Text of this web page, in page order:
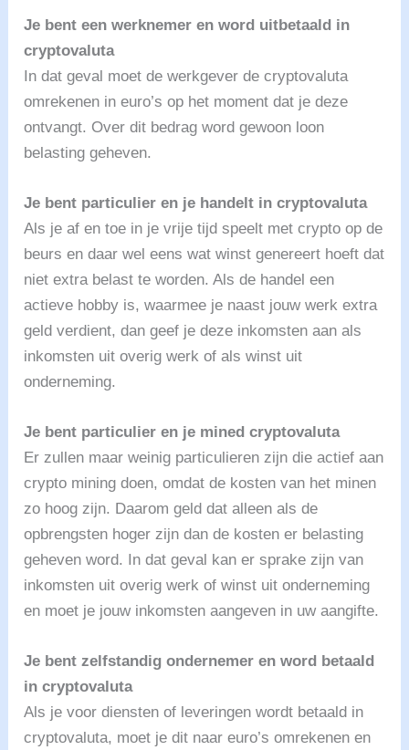
Je bent een werknemer en word uitbetaald in
cryptovaluta
In dat geval moet de werkgever de cryptovaluta
omrekenen in euro’s op het moment dat je deze
ontvangt. Over dit bedrag word gewoon loon
belasting geheven.
Je bent particulier en je handelt in cryptovaluta
Als je af en toe in je vrije tijd speelt met crypto op de
beurs en daar wel eens wat winst genereert hoeft dat
niet extra belast te worden. Als de handel een
actieve hobby is, waarmee je naast jouw werk extra
geld verdient, dan geef je deze inkomsten aan als
inkomsten uit overig werk of als winst uit
onderneming.
Je bent particulier en je mined cryptovaluta
Er zullen maar weinig particulieren zijn die actief aan
crypto mining doen, omdat de kosten van het minen
zo hoog zijn. Daarom geld dat alleen als de
opbrengsten hoger zijn dan de kosten er belasting
geheven word. In dat geval kan er sprake zijn van
inkomsten uit overig werk of winst uit onderneming
en moet je jouw inkomsten aangeven in uw aangifte.
Je bent zelfstandig ondernemer en word betaald
in cryptovaluta
Als je voor diensten of leveringen wordt betaald in
cryptovaluta, moet je dit naar euro’s omrekenen en